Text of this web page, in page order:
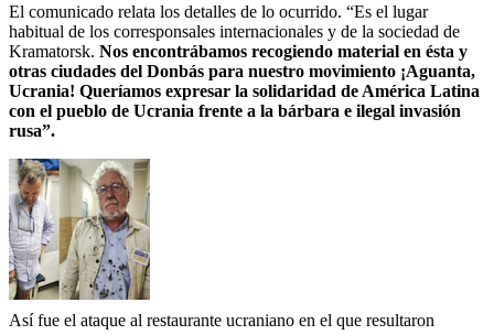
El comunicado relata los detalles de lo ocurrido. “Es el lugar
habitual de los corresponsales internacionales y de la sociedad de
Kramatorsk. Nos encontrábamos recogiendo material en ésta y
otras ciudades del Donbás para nuestro movimiento ¡Aguanta,
Ucrania! Queríamos expresar la solidaridad de América Latina
con el pueblo de Ucrania frente a la bárbara e ilegal invasión
rusa”.
Así fue el ataque al restaurante ucraniano en el que resultaron